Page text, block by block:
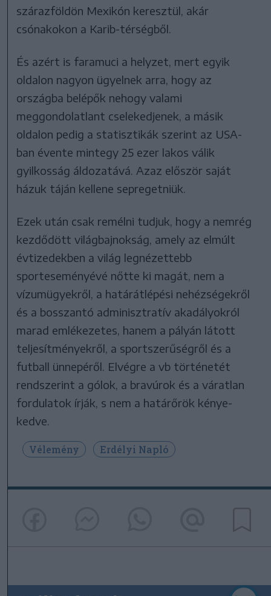
szárazföldön Mexikón keresztül, akár
csónakokon a Karib-térségből.
És azért is faramuci a helyzet, mert egyik
oldalon nagyon ügyelnek arra, hogy az
országba belépők nehogy valami
meggondolatlant cselekedjenek, a másik
oldalon pedig a statisztikák szerint az USA-
ban évente mintegy 25 ezer lakos válik
gyilkosság áldozatává. Azaz először saját
házuk táján kellene sepregetniük.
Ezek után csak remélni tudjuk, hogy a nemrég
kezdődött világbajnokság, amely az elmúlt
évtizedekben a világ legnézettebb
sporteseményévé nőtte ki magát, nem a
vízumügyekről, a határátlépési nehézségekről
és a bosszantó adminisztratív akadályokról
marad emlékezetes, hanem a pályán látott
teljesítményekről, a sportszerűségről és a
futball ünnepéről. Elvégre a vb történetét
rendszerint a gólok, a bravúrok és a váratlan
fordulatok írják, s nem a határőrök kénye-
kedve.
Vélemény Erdélyi Napló